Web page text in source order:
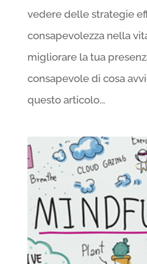
vedere delle strategie
consapevolezza nella
migliorare la tua
consapevole di cosa
questo articolo...